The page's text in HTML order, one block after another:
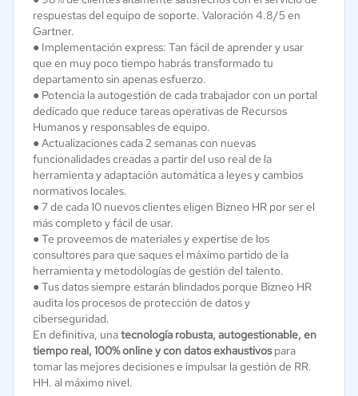
respuestas del equipo de soporte. Valoración 4.8/5 en
Gartner.
● Implementación express: Tan fácil de aprender y usar
que en muy poco tiempo habrás transformado tu
departamento sin apenas esfuerzo.
● Potencia la autogestión de cada trabajador con un portal
dedicado que reduce tareas operativas de Recursos
Humanos y responsables de equipo.
● Actualizaciones cada 2 semanas con nuevas
funcionalidades creadas a partir del uso real de la
herramienta y adaptación automática a leyes y cambios
normativos locales.
● 7 de cada 10 nuevos clientes eligen Bizneo HR por ser el
más completo y fácil de usar.
● Te proveemos de materiales y expertise de los
consultores para que saques el máximo partido de la
herramienta y metodologías de gestión del talento.
● Tus datos siempre estarán blindados porque Bizneo HR
audita los procesos de protección de datos y
ciberseguridad.
En definitiva, unatecnología robusta, autogestionable, en
tiempo real, 100% online y con datos exhaustivospara
tomar las mejores decisiones e impulsar la gestión de RR.
HH. al máximo nivel.